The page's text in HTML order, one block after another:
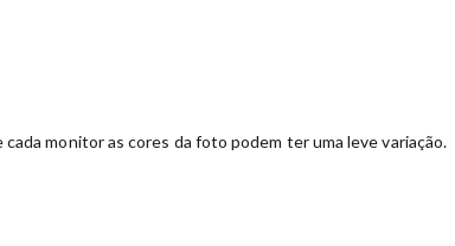
monitor as cores da foto podem ter uma leve variação.